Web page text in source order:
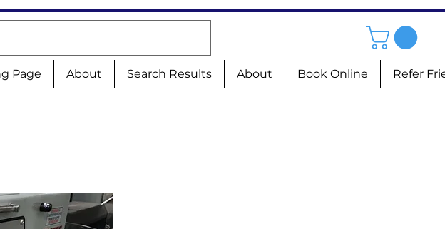
Page About Search Results About Book Online Refer